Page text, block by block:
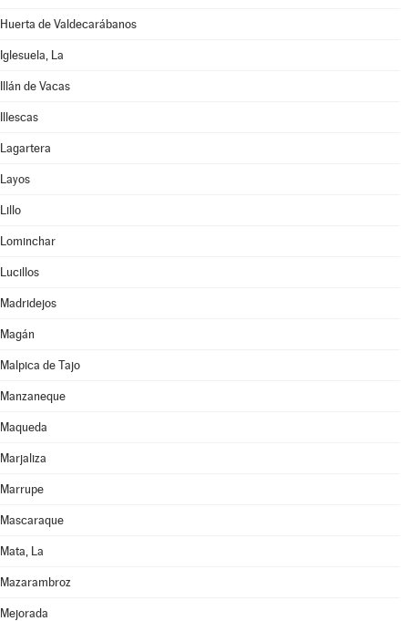
Huerta de Valdecarábanos
Iglesuela, La
Illán de Vacas
Illescas
Lagartera
Layos
Lillo
Lominchar
Lucillos
Madridejos
Magán
Malpica de Tajo
Manzaneque
Maqueda
Marjaliza
Marrupe
Mascaraque
Mata, La
Mazarambroz
Mejorada